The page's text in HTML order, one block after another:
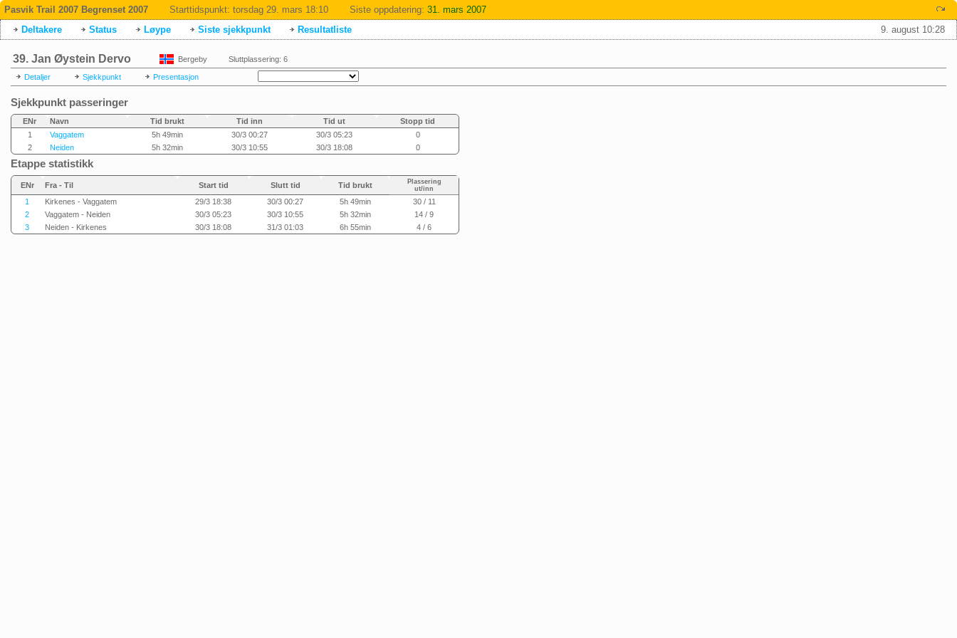
Pasvik Trail 2007 Begrenset 2007 Starttidspunkt: torsdag 29. mars 18:10 Siste oppdatering: 31. mars 2007
9. august 10:28
Deltakere Status Løype Siste sjekkpunkt Resultatliste
39. Jan Øystein Dervo Bergeby Sluttplassering: 6
Detaljer Sjekkpunkt Presentasjon
Sjekkpunkt passeringer
ENr Navn Tid brukt Tid inn Tid ut
Stopp tid
1
Vaggatem 5h 49min 30/3 00:27 30/3 05:23
0
2
Neiden 5h 32min 30/3 10:55 30/3 18:08 0
Etappe statistikk
ENr Fra - Til Start tid Slutt tid Tid brukt
Plassering
ut/inn
1 Kirkenes - Vaggatem 29/3 18:38 30/3 00:27 5h 49min
30 / 11
2
Vaggatem - Neiden 30/3 05:23 30/3 10:55 5h 32min
14 / 9
3
Neiden - Kirkenes 30/3 18:08 31/3 01:03 6h 55min 4 / 6